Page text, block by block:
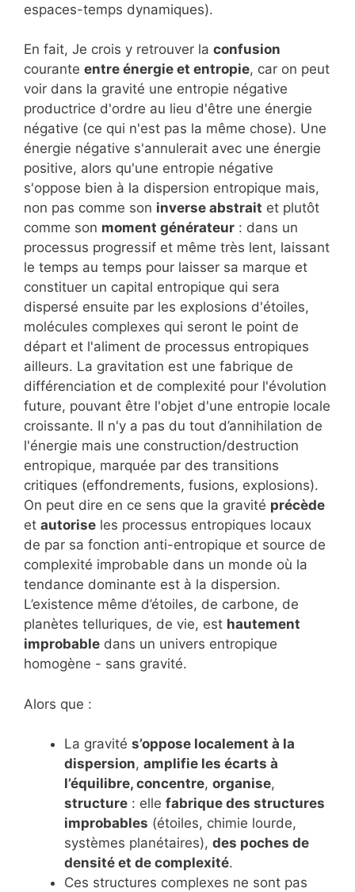
espaces-temps dynamiques).
En fait, Je crois y retrouver la confusion
courante entre énergie et entropie, car on peut
voir dans la gravité une entropie négative
productrice d'ordre au lieu d'être une énergie
négative (ce qui n'est pas la même chose). Une
énergie négative s'annulerait avec une énergie
positive, alors qu'une entropie négative
s'oppose bien à la dispersion entropique mais,
non pas comme son inverse abstrait et plutôt
comme son moment générateur : dans un
processus progressif et même très lent, laissant
le temps au temps pour laisser sa marque et
constituer un capital entropique qui sera
dispersé ensuite par les explosions d'étoiles,
molécules complexes qui seront le point de
départ et l'aliment de processus entropiques
ailleurs. La gravitation est une fabrique de
différenciation et de complexité pour l'évolution
future, pouvant être l'objet d'une entropie locale
croissante. Il n'y a pas du tout d’annihilation de
l'énergie mais une construction/destruction
entropique, marquée par des transitions
critiques (effondrements, fusions, explosions).
On peut dire en ce sens que la gravité précède
et autorise les processus entropiques locaux
de par sa fonction anti-entropique et source de
complexité improbable dans un monde où la
tendance dominante est à la dispersion.
L’existence même d’étoiles, de carbone, de
planètes telluriques, de vie, est hautement
improbable dans un univers entropique
homogène - sans gravité.
Alors que :
La gravité s’oppose localement à la
dispersion, amplifie les écarts à
l’équilibre, concentre, organise,
structure : elle fabrique des structures
improbables (étoiles, chimie lourde,
systèmes planétaires), des poches de
densité et de complexité.
Ces structures complexes ne sont pas